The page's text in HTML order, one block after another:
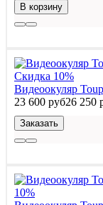
В корзину
Скидка 10%
Видеоокуляр
23 600 руб26 250
Заказать
10%